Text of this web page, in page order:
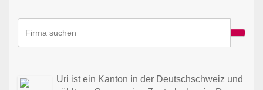
Uri ist ein Kanton in der Deutschschweiz und